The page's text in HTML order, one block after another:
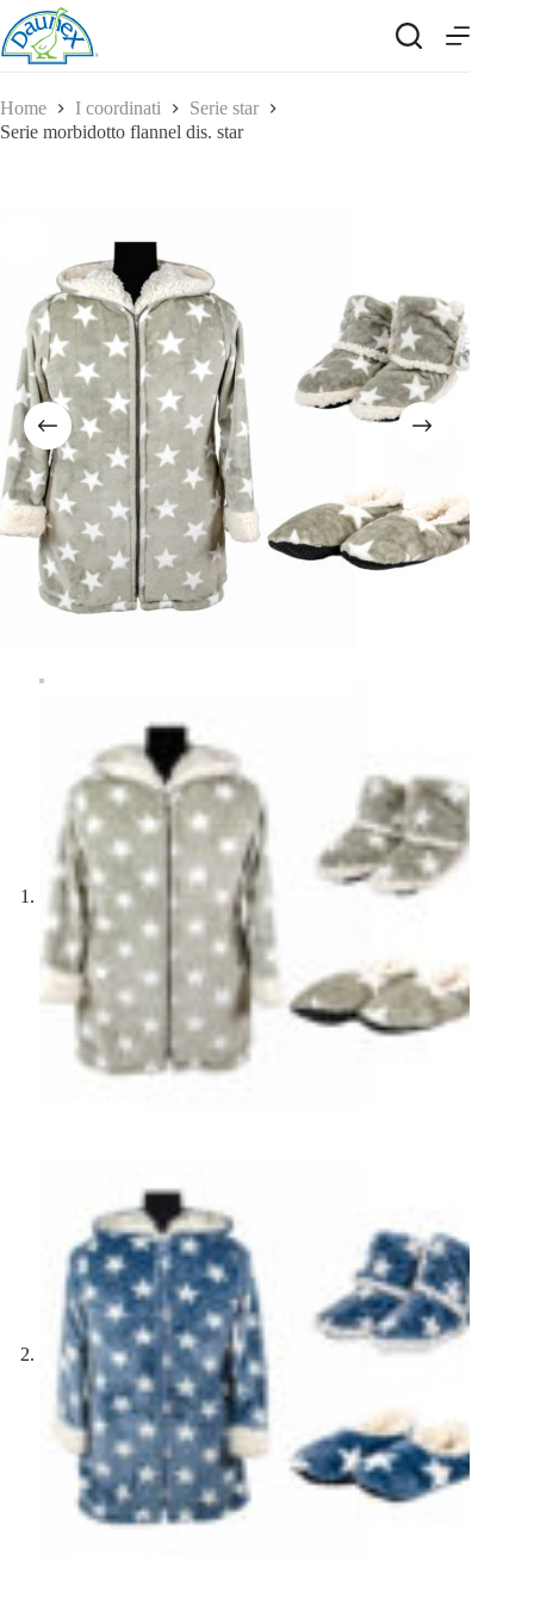
Salta
al
contenuto
Home I coordinati
Serie star
Serie morbidotto flannel dis. star